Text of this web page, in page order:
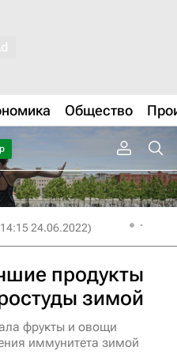
Общество
24.06.2022)
продукты
зимой
фрукты и овощи
иммунитета зимой